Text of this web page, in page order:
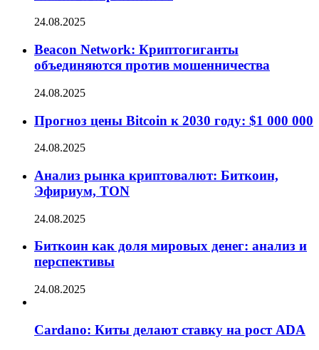
24.08.2025
Beacon Network: Криптогиганты
объединяются против мошенничества
24.08.2025
Прогноз цены Bitcoin к 2030 году: $1 000 000
24.08.2025
Анализ рынка криптовалют: Биткоин,
Эфириум, TON
24.08.2025
Биткоин как доля мировых денег: анализ и
перспективы
24.08.2025
Cardano: Киты делают ставку на рост ADA